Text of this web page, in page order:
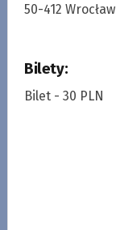
50-412 Wrocław
Bilety:
Bilet - 30 PLN